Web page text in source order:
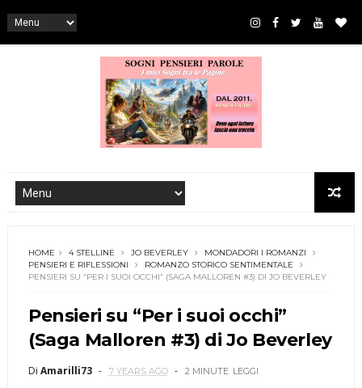
HOME 4 STELLINE JO BEVERLEY
MONDADORI I ROMANZI
PENSIERI E RIFLESSIONI
ROMANZO STORICO SENTIMENTALE
PENSIERI SU “PER I SUOI OCCHI” (SAGA MALLOREN #3) DI JO BEVERLEY
Pensieri su “Per i suoi occhi”
(Saga Malloren #3) di Jo Beverley
Di Amarilli73 7 YEARS AGO 2 MINUTE LEGGI